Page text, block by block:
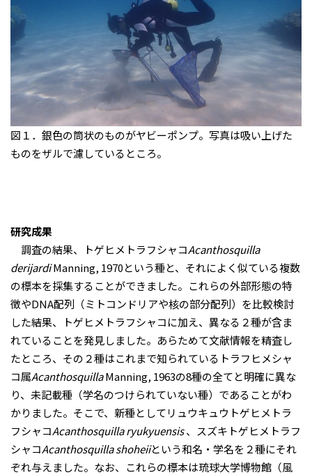
図１．銀色の筒状のものがヤビーポンプ。写真は吸い上げた
ものをザルで濾しているところ。
研究成果
調査の結果、トゲヒメトラフシャコAcanthosquilla
derijardiManning, 1970という種と、それによく似ている複数
の標本を採集することができました。これらの外部形態の特
徴やDNA配列（ミトコンドリアや核の部分配列）を比較検討
した結果、トゲヒメトラフシャコに加え、異なる２種が含ま
れていることを発見しました。あらためて文献情報を精査し
たところ、その２種はこれまで知られているトラフヒメシャ
コ属AcanthosquillaManning, 1963の8種の全てと明確に異な
り、未記載種（学名のつけられていない種）であることがわ
かりました。そこで、新種としてリュウキュウトゲヒメトラ
フシャコAcanthosquillaryukyuensis、スズキトゲヒメトラフ
シャコAcanthosquilla shoheiiという和名・学名を２種にそれ
ぞれ与えました。なお、これらの標本は琉球大学博物館（風